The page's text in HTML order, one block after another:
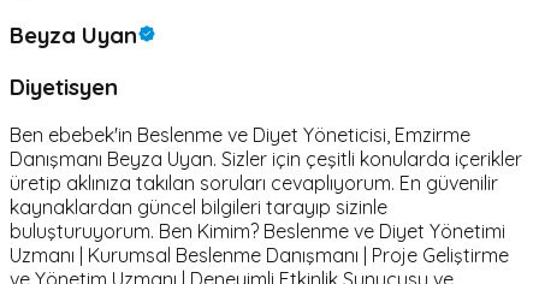
Beyza Uyan
Diyetisyen
Ben ebebek'in Beslenme ve Diyet Yöneticisi, Emzirme
Danışmanı Beyza Uyan. Sizler için çeşitli konularda içerikler
üretip aklınıza takılan soruları cevaplıyorum. En güvenilir
kaynaklardan güncel bilgileri tarayıp sizinle
buluşturuyorum. Ben Kimim? Beslenme ve Diyet Yönetimi
Uzmanı | Kurumsal Beslenme Danışmanı | Proje Geliştirme